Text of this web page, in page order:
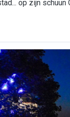
op zijn schuun